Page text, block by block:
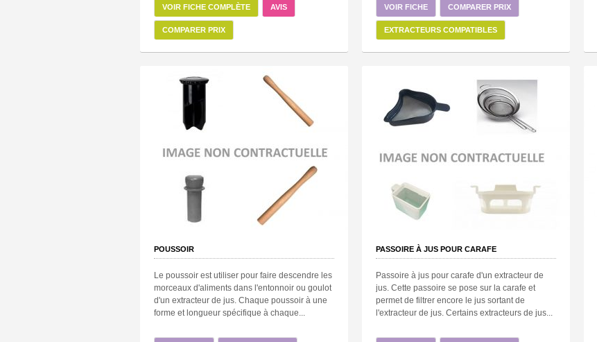
VOIR FICHE COMPLÈTE AVIS
COMPARER PRIX
VOIR FICHE COMPARER PRIX
EXTRACTEURS COMPATIBLES
POUSSOIR
Le poussoir est utiliser pour faire descendre les
morceaux d'aliments dans l'entonnoir ou goulot
d'un extracteur de jus. Chaque poussoir à une
forme et longueur spécifique à chaque...
PASSOIRE À JUS POUR CARAFE
Passoire à jus pour carafe d'un extracteur de
jus. Cette passoire se pose sur la carafe et
permet de filtrer encore le jus sortant de
l'extracteur de jus. Certains extracteurs de jus...